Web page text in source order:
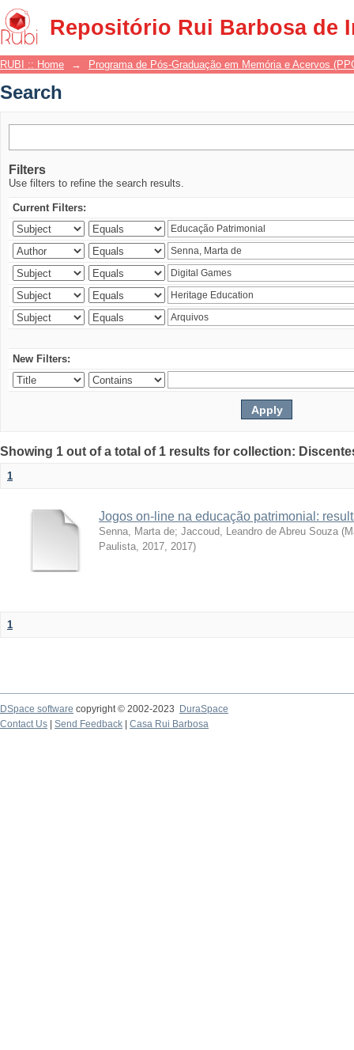
Repositório Rui Barbosa de
Search
RUBI :: Home → Programa de Pós-Graduação em Memória e Acervos
Search
Filters
Use filters to refine the search results.
Current Filters:
New Filters:
Showing 1 out of a total of 1 results for collection:
1
Jogos on-line na educação patrimonial:
Senna, Marta de; Jaccoud, Leandro de Abreu Souza (
Paulista, 2017, 2017)
1
DSpace software copyright © 2002-2023
DuraSpace
Contact Us
Send Feedback Casa Rui Barbosa